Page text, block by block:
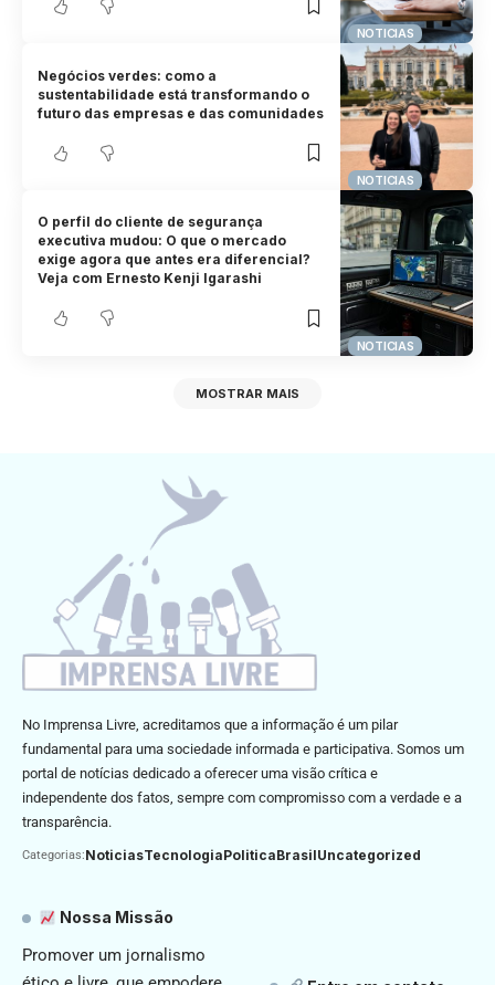
NOTICIAS
NOTICIAS
Negócios verdes: como a
sustentabilidade está transformando o
futuro das empresas e das comunidades
NOTICIAS
O perfil do cliente de segurança
executiva mudou: O que o mercado
exige agora que antes era diferencial?
Veja com Ernesto Kenji Igarashi
MOSTRAR MAIS
No Imprensa Livre, acreditamos que a informação é um pilar
fundamental para uma sociedade informada e participativa. Somos um
portal de notícias dedicado a oferecer uma visão crítica e
independente dos fatos, sempre com compromisso com a verdade e a
transparência.
Categorias:NoticiasTecnologiaPoliticaBrasilUncategorized
Nossa Missão
Promover um jornalismo